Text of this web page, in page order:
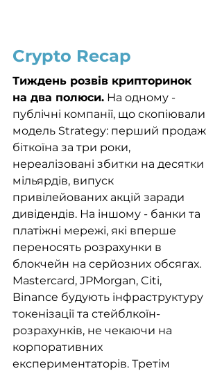
Crypto Recap
Тиждень розвів крипторинок
на два полюси. На одному -
публічні компанії, що скопіювали
модель Strategy: перший продаж
біткоїна за три роки,
нереалізовані збитки на десятки
мільярдів, випуск
привілейованих акцій заради
дивідендів. На іншому - банки та
платіжні мережі, які вперше
переносять розрахунки в
блокчейн на серйозних обсягах.
Mastercard, JPMorgan, Citi,
Binance будують інфраструктуру
токенізації та стейблкоїн-
розрахунків, не чекаючи на
корпоративних
експериментаторів. Третім